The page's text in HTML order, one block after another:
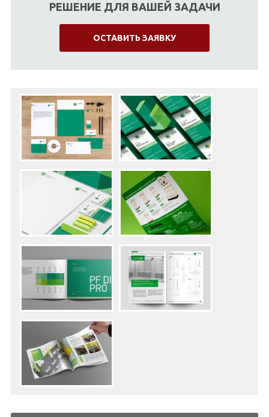
РЕШЕНИЕ ДЛЯ ВАШЕЙ ЗАДАЧИ
ОСТАВИТЬ ЗАЯВКУ